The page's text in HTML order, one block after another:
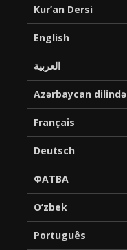
Kur’an Dersi
English
العربية
Azərbaycan dilində
Français
Deutsch
ФАТВА
O’zbek
Português